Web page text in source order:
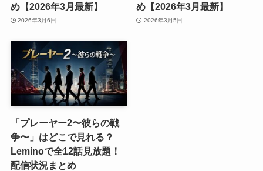
め【2026年3月最新】
2026年3月6日
め【2026年3月最新】
2026年3月5日
「プレーヤー2〜彼らの戦
争〜」はどこで見れる？
Leminoで全12話見放題！
配信状況まとめ